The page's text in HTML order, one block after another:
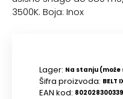
3500K. Boja: Inox
Lager: Na stanju
Šifra proizvoda: BELT
EAN kod: